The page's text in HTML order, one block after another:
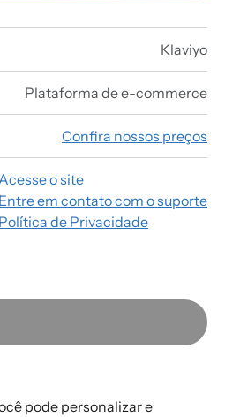
Klaviyo
Plataforma de e-commerce
Confira nossos preços
o site
Entre em contato com o suporte
Política de Privacidade
pode personalizar e